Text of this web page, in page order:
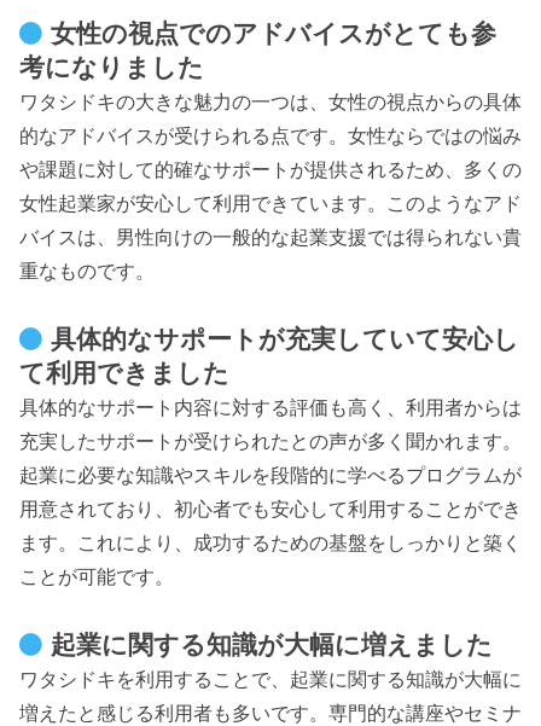
女性の視点でのアドバイスがとても参
考になりました
ワタシドキの大きな魅力の一つは、女性の視点からの具体
的なアドバイスが受けられる点です。女性ならではの悩み
や課題に対して的確なサポートが提供されるため、多くの
女性起業家が安心して利用できています。このようなアド
バイスは、男性向けの一般的な起業支援では得られない貴
重なものです。
具体的なサポートが充実していて安心し
て利用できました
具体的なサポート内容に対する評価も高く、利用者からは
充実したサポートが受けられたとの声が多く聞かれます。
起業に必要な知識やスキルを段階的に学べるプログラムが
用意されており、初心者でも安心して利用することができ
ます。これにより、成功するための基盤をしっかりと築く
ことが可能です。
起業に関する知識が大幅に増えました
ワタシドキを利用することで、起業に関する知識が大幅に
増えたと感じる利用者も多いです。専門的な講座やセミナ